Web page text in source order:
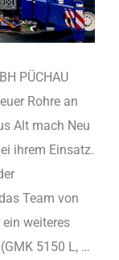
PÜCHAU
Rohre an
Alt mach Neu
ihrem Einsatz.
Team von
weiteres
5150 L, …